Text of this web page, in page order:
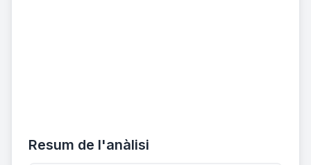
Resum de l'anàlisi